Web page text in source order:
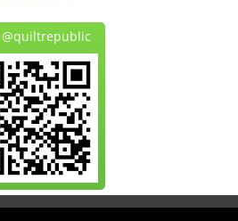
@quiltrepublic